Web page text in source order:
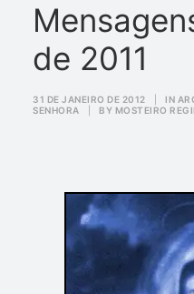
FUNDADOR
MEDJUGORJE
ATUALIDADES
de 2011
31 DE JANEIRO DE 2012 IN
SENHORA
BY MOSTEIRO